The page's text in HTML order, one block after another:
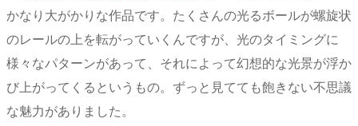
かなり大がかりな作品です。たくさんの光るボールが螺旋状
のレールの上を転がっていくんですが、光のタイミングに
様々なパターンがあって、それによって幻想的な光景が浮か
び上がってくるというもの。ずっと見てても飽きない不思議
な魅力がありました。